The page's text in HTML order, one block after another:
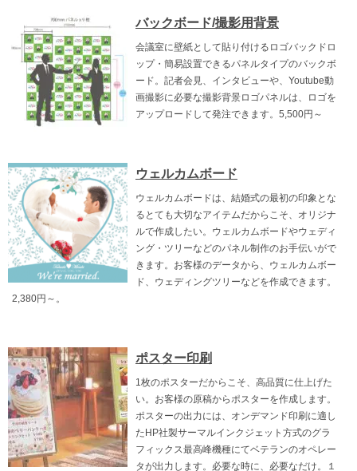
バックボード/撮影用背景
会議室に壁紙として貼り付けるロゴバックドロ
ップ・簡易設置できるパネルタイプのバックボ
ード。記者会見、インタビューや、Youtube動
画撮影に必要な撮影背景ロゴパネルは、ロゴを
アップロードして発注できます。5,500円～
ウェルカムボード
ウェルカムボードは、結婚式の最初の印象とな
るとても大切なアイテムだからこそ、オリジナ
ルで作成したい。ウェルカムボードやウェディ
ング・ツリーなどのパネル制作のお手伝いがで
きます。お客様のデータから、ウェルカムボー
ド、ウェディングツリーなどを作成できます。
2,380円～。
ポスター印刷
1枚のポスターだからこそ、高品質に仕上げた
い。お客様の原稿からポスターを作成します。
ポスターの出力には、オンデマンド印刷に適し
たHP社製サーマルインクジェット方式のグラ
フィックス最高峰機種にてベテランのオペレー
タが出力します。必要な時に、必要なだけ。１